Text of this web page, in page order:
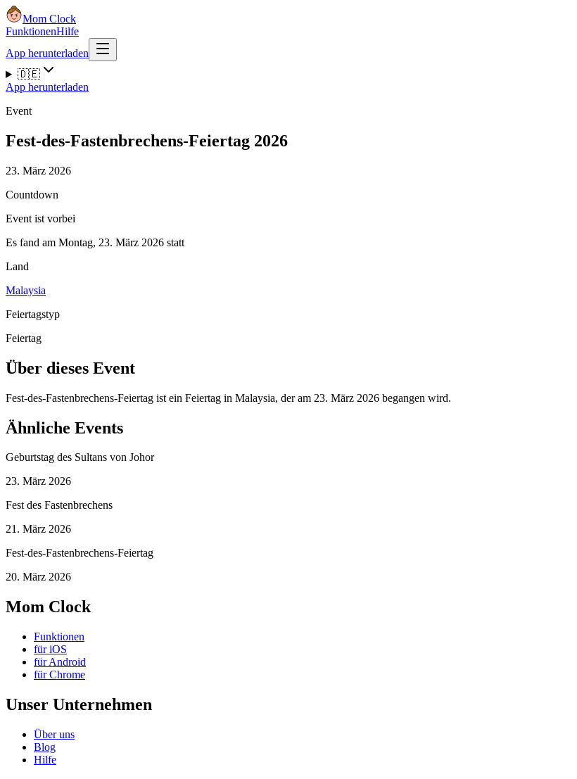
Mom Clock
FunktionenHilfe
App herunterladen
🇩🇪
App herunterladen
Event
Fest-des-Fastenbrechens-Feiertag 2026
23. März 2026
Countdown
Event ist vorbei
Es fand am Montag, 23. März 2026 statt
Land
Malaysia
Feiertagstyp
Feiertag
Über dieses Event
Fest-des-Fastenbrechens-Feiertag ist ein Feiertag in Malaysia, der am 23. März 2026 begangen wird.
Ähnliche Events
Geburtstag des Sultans von Johor
23. März 2026
Fest des Fastenbrechens
21. März 2026
Fest-des-Fastenbrechens-Feiertag
20. März 2026
Mom Clock
Funktionen
für iOS
für Android
für Chrome
Unser Unternehmen
Über uns
Blog
Hilfe